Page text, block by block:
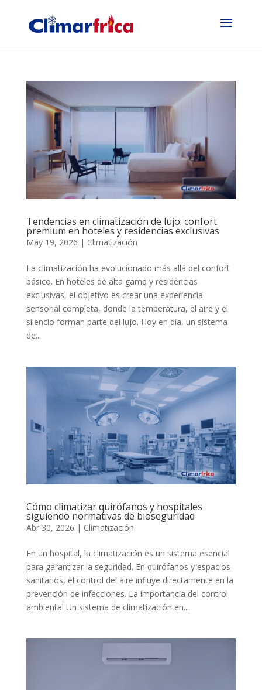
Tendencias en climatización de lujo: confort
premium en hoteles y residencias exclusivas
May 19, 2026 | Climatización
La climatización ha evolucionado más allá del confort
básico. En hoteles de alta gama y residencias
exclusivas, el objetivo es crear una experiencia
sensorial completa, donde la temperatura, el aire y el
silencio forman parte del lujo. Hoy en día, un sistema
de...
Cómo climatizar quirófanos y hospitales
siguiendo normativas de bioseguridad
Abr 30, 2026 | Climatización
En un hospital, la climatización es un sistema esencial
para garantizar la seguridad. En quirófanos y espacios
sanitarios, el control del aire influye directamente en la
prevención de infecciones. La importancia del control
ambiental Un sistema de climatización en...